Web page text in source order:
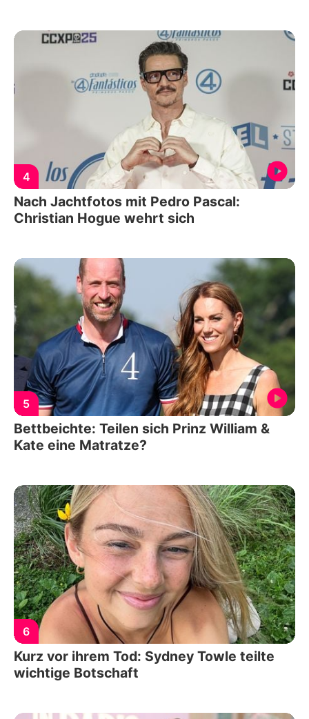
4
Nach Jachtfotos mit Pedro Pascal:
Christian Hogue wehrt sich
5
Bettbeichte: Teilen sich Prinz William &
Kate eine Matratze?
6
Kurz vor ihrem Tod: Sydney Towle teilte
wichtige Botschaft